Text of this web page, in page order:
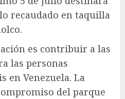
recaudado en taquilla
es contribuir a las
las personas
en Venezuela. La
del parque